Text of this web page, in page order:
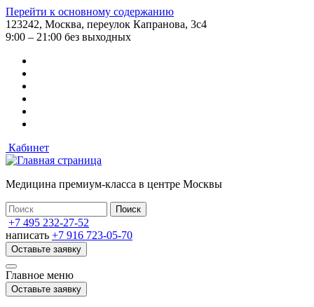
Перейти к основному содержанию
123242, Москва, переулок Капранова, 3с4
9:00 – 21:00 без выходных
Кабинет
Медицина премиум-класса в центре Москвы
+7 495 232-27-52
написать +7 916 723-05-70
Оставьте заявку
Главное меню
Оставьте заявку